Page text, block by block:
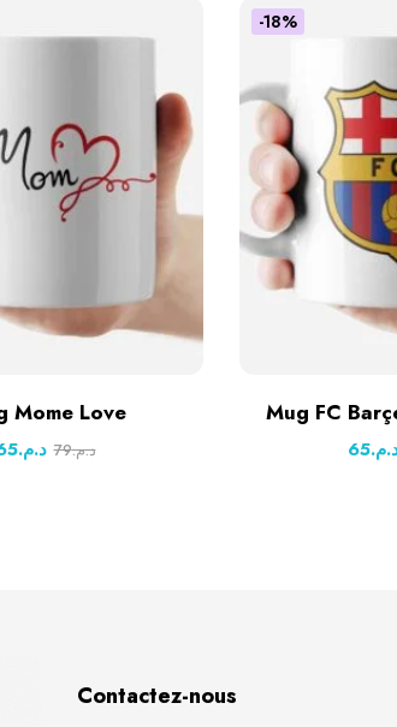
Mome Love
د.م. د.م.79
-18%
Mug FC
65
Contactez-nous